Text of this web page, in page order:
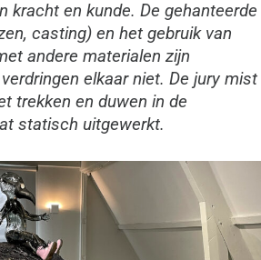
kracht en kunde. De gehanteerde
casting) en het gebruik van
andere materialen zijn
elkaar niet. De jury mist
trekken en duwen in de
statisch uitgewerkt.